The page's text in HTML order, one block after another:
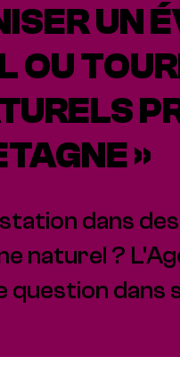
UN
OU
»
dans
naturel ?
dans